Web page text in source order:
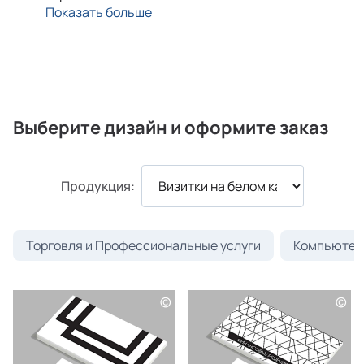
Показать больше
Выберите дизайн и оформите заказ
Продукция:
Торговля и Профессиональные услуги
© ©